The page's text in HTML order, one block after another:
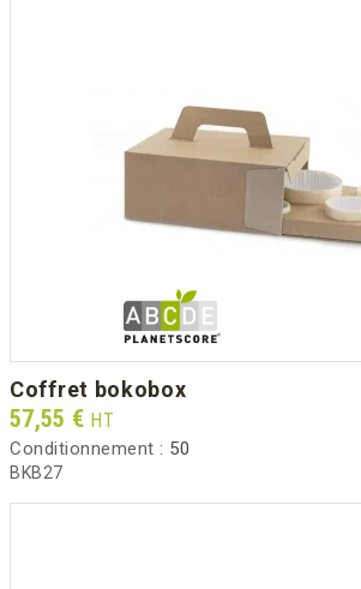
coffret bokobox
Prix
57,55 € HT
Conditionnement : 50
BKB27